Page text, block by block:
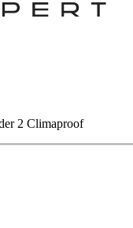
2 Climaproof